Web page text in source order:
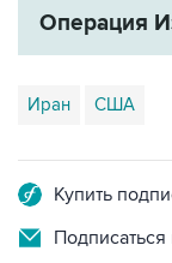
Операция
Иран США
Купить
Подписаться